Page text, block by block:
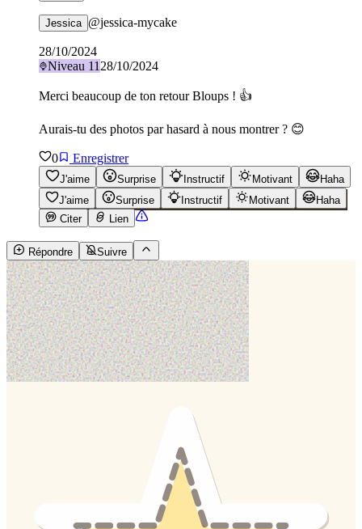
Jessica @jessica-mycake
28/10/2024
Niveau 11 28/10/2024
Merci beaucoup de ton retour Bloups ! 👍
Aurais-tu des photos par hasard à nous montrer ? 😊
0 Enregistrer
J'aime Surprise Instructif Motivant
Haha
J'aime
Surprise Instructif Motivant
Haha
Citer
Lien
Répondre Suivre